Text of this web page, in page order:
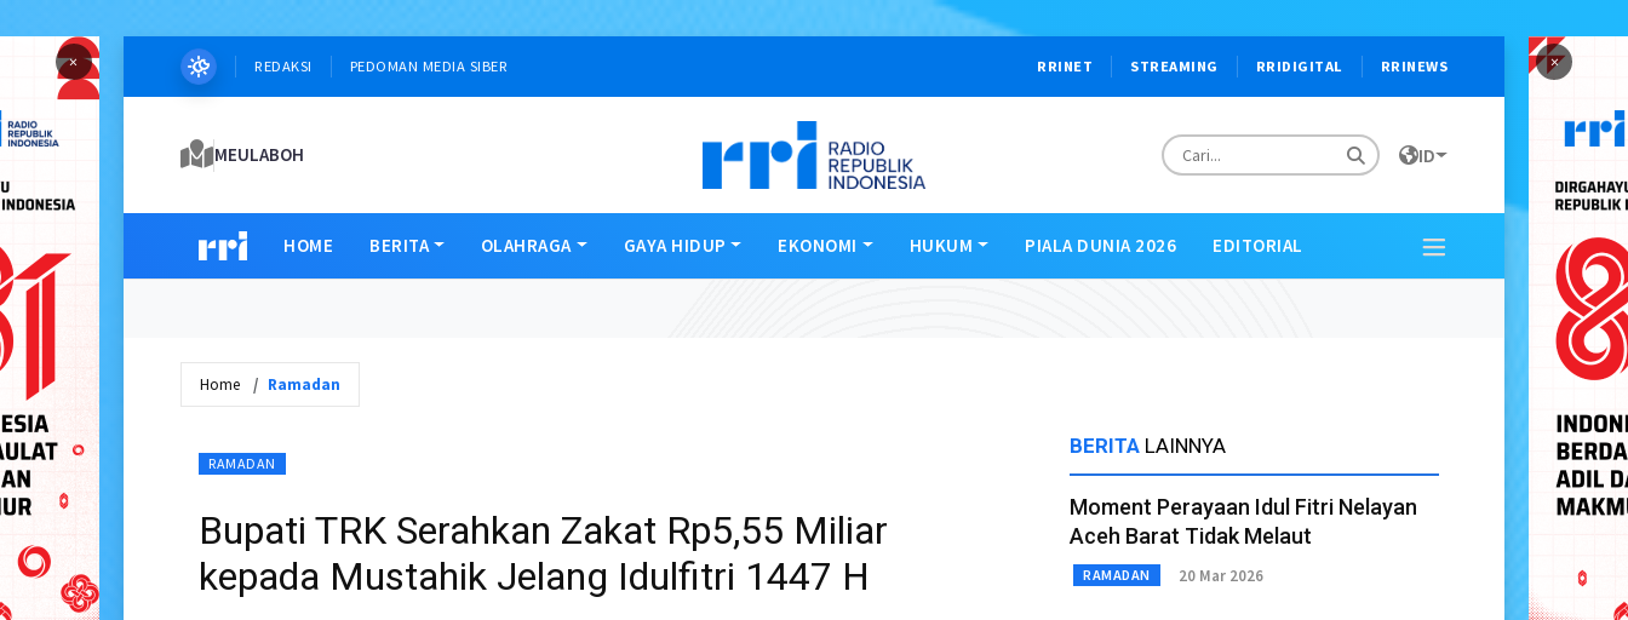
× ×
REDAKSI PEDOMAN MEDIA SIBER RRINET STREAMING RRIDIGITAL RRINEWS
MEULABOH ID
HOME BERITA OLAHRAGA GAYA HIDUP EKONOMI HUKUM PIALA DUNIA 2026 EDITORIAL
Home Ramadan
RAMADAN
Bupati TRK Serahkan Zakat Rp5,55 Miliar
kepada Mustahik Jelang Idulfitri 1447 H
BERITA LAINNYA
Moment Perayaan Idul Fitri Nelayan
Aceh Barat Tidak Melaut
RAMADAN 20 Mar 2026